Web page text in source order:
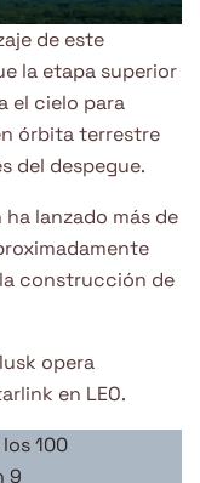
de este
la etapa superior
el cielo para
órbita terrestre
del despegue.
lanzado más de
construcción de
opera
en LEO.
100
9